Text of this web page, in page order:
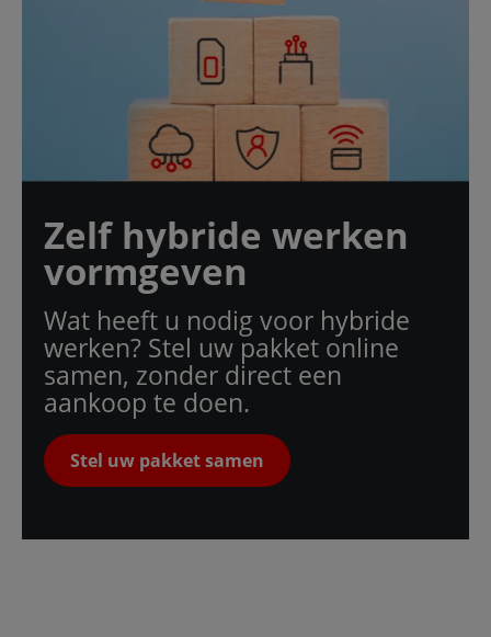
Zelf hybride werken
vormgeven
Wat heeft u nodig voor hybride
werken? Stel uw pakket online
samen, zonder direct een
aankoop te doen.
Stel uw pakket samen